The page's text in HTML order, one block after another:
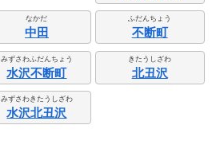
なかだ
中田
ふだんちょう
不断町
みずさわふだんちょう
水沢不断町
きたうしざわ
北丑沢
みずさわきたうしざわ
水沢北丑沢